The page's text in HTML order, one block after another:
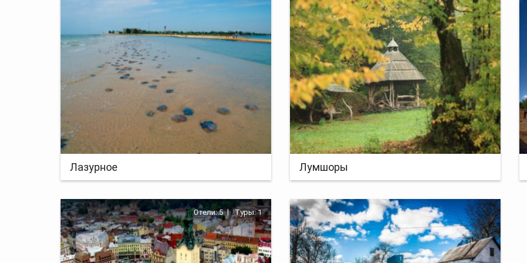
Лазурное Лумшоры
Отели: 5 Туры: 1